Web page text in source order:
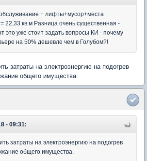
+ лифты+мусор+места
22,33 кв.м Разница очень существенная -
это уже стоит задать вопросы КИ - почему
на 50% дешевле чем в Голубом?!
затраты на электроэнергию на подогрев
общего имущества.
- 09:31:
затраты на электроэнергию на подогрев
общего имущества.